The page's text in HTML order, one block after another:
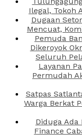
Ilegal, Tokoh
Dugaan
Mencuat,
Pemuda
Dikeroyok
Seluruh
Layanan
Permudah
Satpas
Warga Berkat
Diduga Ada
Finance